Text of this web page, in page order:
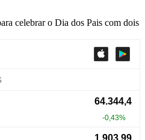
celebrar o Dia dos Pais com dois